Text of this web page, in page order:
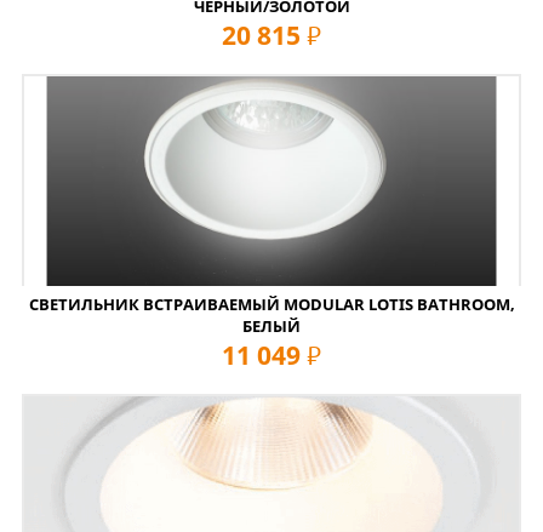
ЧЕРНЫЙ/ЗОЛОТОЙ
20 815 руб
СВЕТИЛЬНИК ВСТРАИВАЕМЫЙ MODULAR LOTIS BATHROOM,
БЕЛЫЙ
11 049 руб